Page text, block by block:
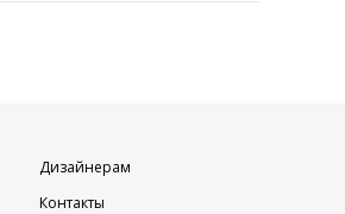
Дизайнерам
Контакты